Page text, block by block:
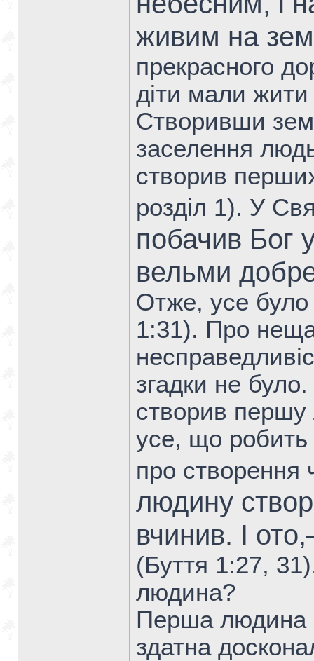
живим на
прекрасного
діти мали жити
Створивши
заселення
створив
розділ 1). У
побачив Бог
вельми
Отже, усе було
1:31). Про
згадки не
створив
усе, що робить
про створення
людину
вчинив. І
(Буття 1:27,
людина?
Перша людина
здатна